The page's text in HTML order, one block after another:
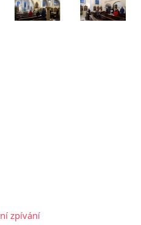
zpívání